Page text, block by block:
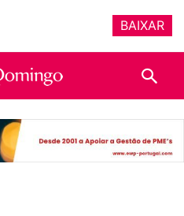
BAIXAR